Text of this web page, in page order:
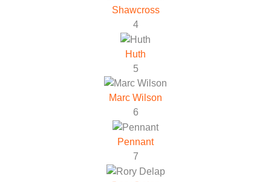
Shawcross
4
Huth
5
Marc Wilson
6
Pennant
7